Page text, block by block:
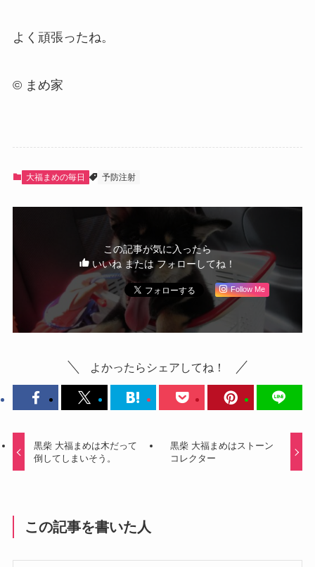
よく頑張ったね。
© まめ家
大福まめの毎日 予防注射
この記事が気に入ったら
いいね または フォローしてね！
Follow Me
よかったらシェアしてね！
黒柴 大福まめは木だって
倒してしまいそう。
黒柴 大福まめはストーン
コレクター
この記事を書いた人